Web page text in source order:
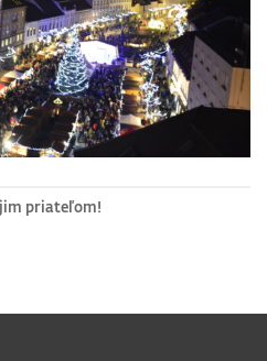
priateľom!